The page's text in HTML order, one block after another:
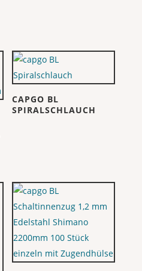
CAPGO BL
SPIRALSCHLAUCH